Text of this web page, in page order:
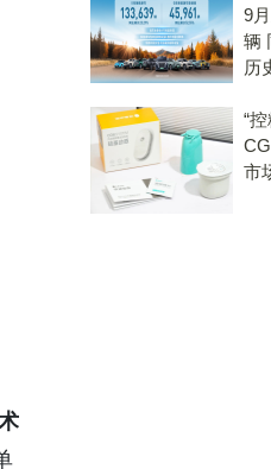
9
辆
历
“
市